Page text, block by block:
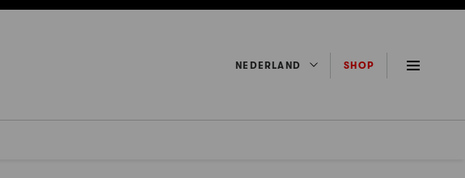
NEDERLAND SHOP